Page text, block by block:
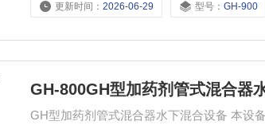
更新时间：2026-06-29 型号：GH-900
GH-800GH型加药剂管式混合器
GH型加药剂管式混合器水下混合设备 本设